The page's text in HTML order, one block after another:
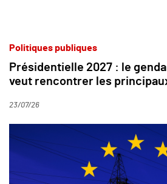
Politiques publiques
Présidentielle 2027 : le
veut rencontrer les
23/07/26